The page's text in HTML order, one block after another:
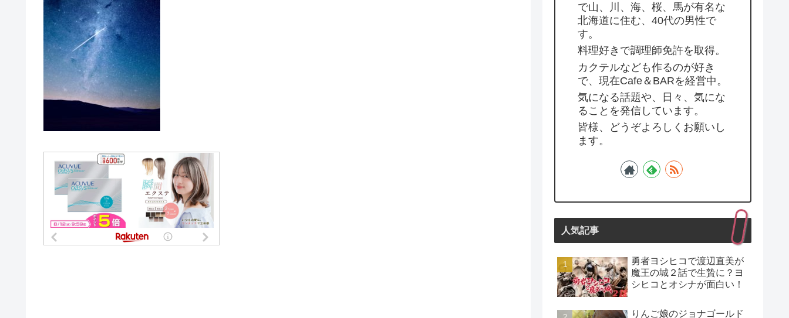
で山、川、海、桜、馬が有名な
北海道に住む、40代の男性で
す。
料理好きで調理師免許を取得。
カクテルなども作るのが好き
で、現在Cafe＆BARを経営中。
気になる話題や、日々、気にな
ることを発信しています。
皆様、どうぞよろしくお願いし
ます。
人気記事
勇者ヨシヒコで渡辺直美が
魔王の城２話で生贄に？ヨ
シヒコとオシナが面白い！
りんご娘のジョナゴールド